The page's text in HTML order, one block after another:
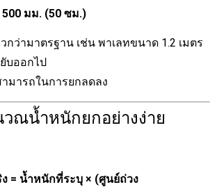
500 มม. (50 ซม.)
กว่ามาตรฐาน เช่น พาเลทขนาด 1.2 เมตร
บออกไป
มารถในการยกลดลง
ณน้ำหนักยกอย่างง่าย
= น้ำหนักที่ระบุ × (ศูนย์ถ่วง